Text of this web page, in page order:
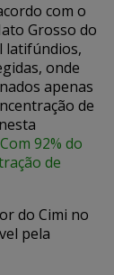
com o
Grosso do
latifúndios,
onde
apenas
de
Com 92% do
de
do Cimi no
pela